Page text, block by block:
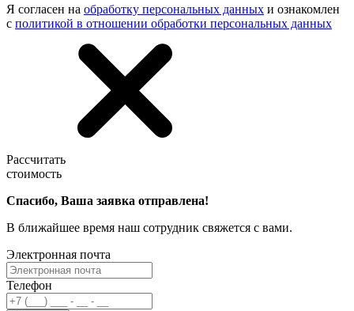
Я согласен на обработку персональных данных и ознакомлен
с политикой в отношении обработки персональных данных
Рассчитать
стоимость
Спасибо, Ваша заявка отправлена!
В ближайшее время наш сотрудник свяжется с вами.
Электронная почта
Телефон